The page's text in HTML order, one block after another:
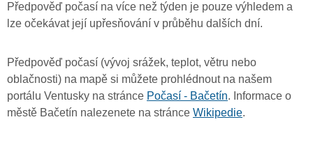
Předpověď počasí na více než týden je pouze výhledem a
lze očekávat její upřesňování v průběhu dalších dní.
Předpověď počasí (vývoj srážek, teplot, větru nebo
oblačnosti) na mapě si můžete prohlédnout na našem
portálu Ventusky na stránce Počasí - Bačetín. Informace o
městě Bačetín nalezenete na stránce Wikipedie.